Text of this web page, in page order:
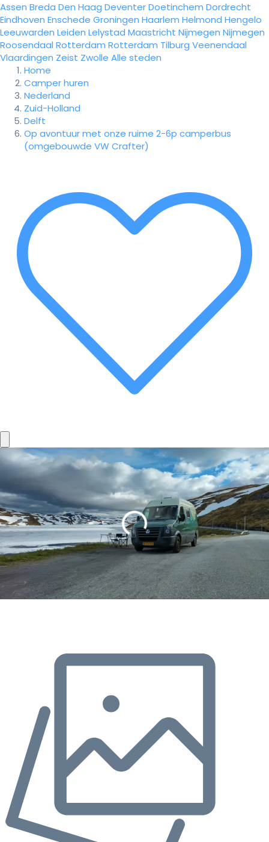
Assen Breda Den Haag DeventerDoetinchem Dordrecht
Eindhoven Enschede Groningen Haarlem Helmond Hengelo
Leeuwarden Leiden Lelystad Maastricht Nijmegen Nijmegen
Roosendaal Rotterdam Rotterdam Tilburg Veenendaal
Vlaardingen Zeist Zwolle Alle steden
Home
Camper huren
Nederland
Zuid-Holland
Delft
Op avontuur met onze ruime 2-6p camperbus
(omgebouwde VW Crafter)